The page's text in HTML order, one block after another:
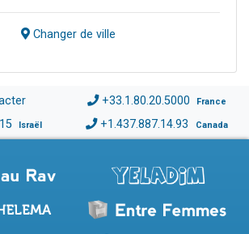
Changer de ville
+33.1.80.20.5000 France
Israël +1.437.887.14.93 Canada